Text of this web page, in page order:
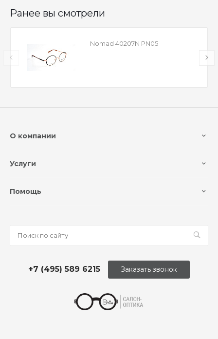
Ранее вы смотрели
Nomad 40207N PN05
О компании
Услуги
Помощь
+7 (495) 589 6215 Заказать звонок